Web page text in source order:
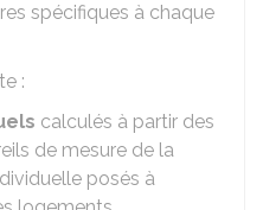
spécifiques à chaque
:
calculés à partir des
de mesure de la
posés à